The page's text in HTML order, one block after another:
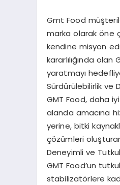
Gmt Food
marka olarak öne
kendine misyon
kararlılığında
yaratmayı
Sürdürülebilirlik ve
GMT Food, daha
alanda amacına
yerine, bitki
çözümleri
Deneyimli ve
GMT Food’un
stabilizatörlere